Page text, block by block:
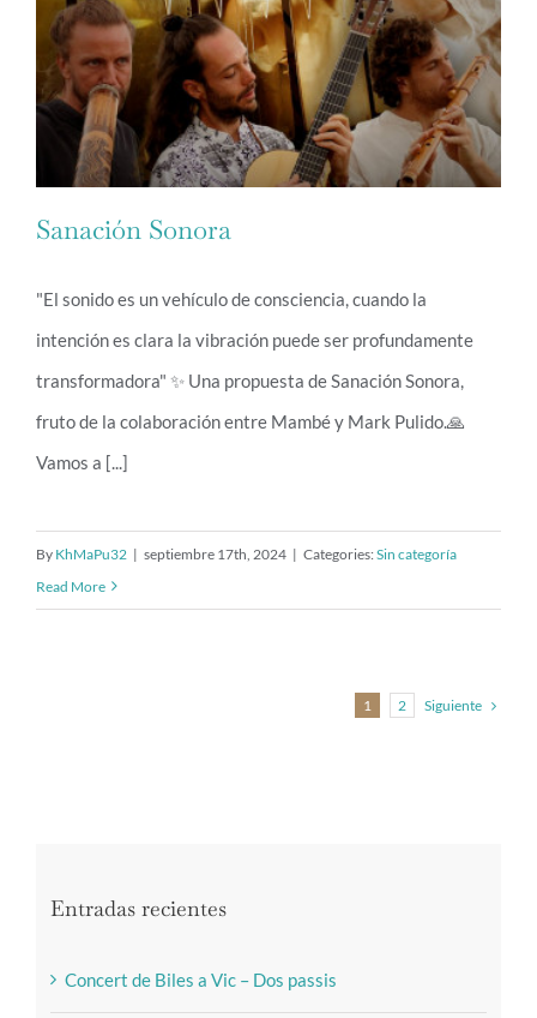
Sanación Sonora
"El sonido es un vehículo de consciencia, cuando la
intención es clara la vibración puede ser profundamente
transformadora" ✨️ Una propuesta de Sanación Sonora,
fruto de la colaboración entre Mambé y Mark Pulido.🙏
Vamos a [...]
By KhMaPu32 | septiembre 17th, 2024 | Categories:Sin categoría
Read More
1 2 Siguiente
Entradas recientes
Concert de Biles a Vic – Dos passis